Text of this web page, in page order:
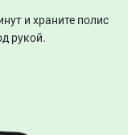
и храните полис
рукой.